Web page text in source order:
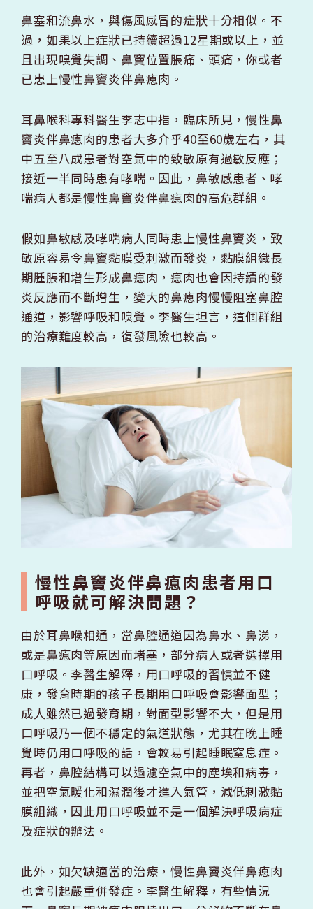
鼻塞和流鼻水，與傷風感冒的症狀十分相似。不
過，如果以上症狀已持續超過12星期或以上，並
且出現嗅覺失調、鼻竇位置脹痛、頭痛，你或者
已患上慢性鼻竇炎伴鼻瘜肉。
耳鼻喉科專科醫生李志中指，臨床所見，慢性鼻
竇炎伴鼻瘜肉的患者大多介乎40至60歲左右，其
中五至八成患者對空氣中的致敏原有過敏反應；
接近一半同時患有哮喘。因此，鼻敏感患者、哮
喘病人都是慢性鼻竇炎伴鼻瘜肉的高危群組。
假如鼻敏感及哮喘病人同時患上慢性鼻竇炎，致
敏原容易令鼻竇黏膜受刺激而發炎，黏膜組織長
期腫脹和增生形成鼻瘜肉，瘜肉也會因持續的發
炎反應而不斷增生，變大的鼻瘜肉慢慢阻塞鼻腔
通道，影響呼吸和嗅覺。李醫生坦言，這個群組
的治療難度較高，復發風險也較高。
慢性鼻竇炎伴鼻瘜肉患者用口
呼吸就可解決問題？
由於耳鼻喉相通，當鼻腔通道因為鼻水、鼻涕，
或是鼻瘜肉等原因而堵塞，部分病人或者選擇用
口呼吸。李醫生解釋，用口呼吸的習慣並不健
康，發育時期的孩子長期用口呼吸會影響面型；
成人雖然已過發育期，對面型影響不大，但是用
口呼吸乃一個不穩定的氣道狀態，尤其在晚上睡
覺時仍用口呼吸的話，會較易引起睡眠窒息症。
再者，鼻腔結構可以過濾空氣中的塵埃和病毒，
並把空氣暖化和濕潤後才進入氣管，減低刺激黏
膜組織，因此用口呼吸並不是一個解決呼吸病症
及症狀的辦法。
此外，如欠缺適當的治療，慢性鼻竇炎伴鼻瘜肉
也會引起嚴重併發症。李醫生解釋，有些情況